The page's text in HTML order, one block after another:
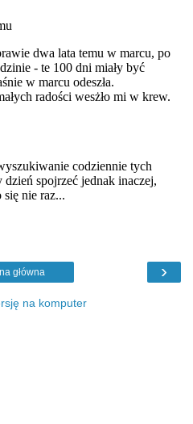
›
główna
na komputer